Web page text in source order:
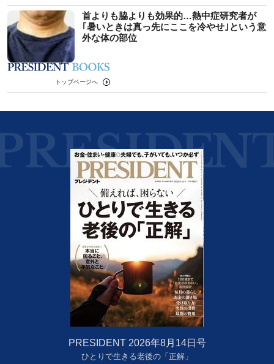
首よりも脇よりも効果的…熱中症研究者が
｢暑いときは真っ先にここを冷やせ｣という意
外な体の部位
トップページへ
PRESIDENT 2026年8月14日号
ひとりで生きる老後の「正解」